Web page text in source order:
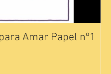
Amar Papel nº1